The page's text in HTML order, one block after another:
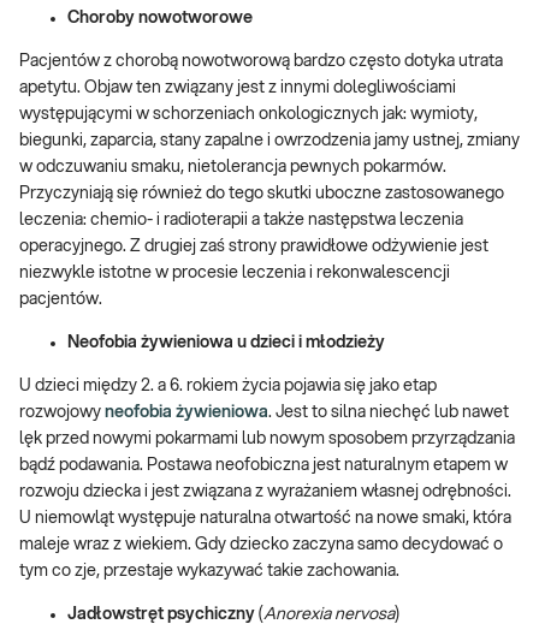
Choroby nowotworowe
Pacjentów z chorobą nowotworową bardzo często dotyka utrata
apetytu. Objaw ten związany jest z innymi dolegliwościami
występującymi w schorzeniach onkologicznych jak: wymioty,
biegunki, zaparcia, stany zapalne i owrzodzenia jamy ustnej, zmiany
w odczuwaniu smaku, nietolerancja pewnych pokarmów.
Przyczyniają się również do tego skutki uboczne zastosowanego
leczenia: chemio- i radioterapii a także następstwa leczenia
operacyjnego. Z drugiej zaś strony prawidłowe odżywienie jest
niezwykle istotne w procesie leczenia i rekonwalescencji
pacjentów.
Neofobia żywieniowa u dzieci i młodzieży
U dzieci między 2. a 6. rokiem życia pojawia się jako etap
rozwojowy neofobia żywieniowa. Jest to silna niechęć lub nawet
lęk przed nowymi pokarmami lub nowym sposobem przyrządzania
bądź podawania. Postawa neofobiczna jest naturalnym etapem w
rozwoju dziecka i jest związana z wyrażaniem własnej odrębności.
U niemowląt występuje naturalna otwartość na nowe smaki, która
maleje wraz z wiekiem. Gdy dziecko zaczyna samo decydować o
tym co zje, przestaje wykazywać takie zachowania.
Jadłowstręt psychiczny (Anorexia nervosa)